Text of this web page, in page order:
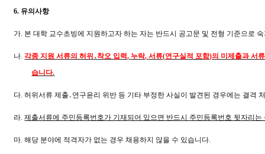
6. 유의사항
가. 본 대학 교수초빙에 지원하고자 하는 자는 반드시 공고문 및 전형 기준으로
나. 각종 지원 서류의 허위 ․착오 입력, 누락,서류(연구실적 포함)의 미제출과 서
습니다.
다.허위서류 제출 ․ 연구윤리 위반 등 기타 부정한 사실이 발견된 경우에는 결격
라.제출서류에 주민등록번호가 기재되어 있으면 반드시 주민등록번호 뒷자리는
마.해당 분야에 적격자가 없는 경우 채용하지 않을 수 있습니다.